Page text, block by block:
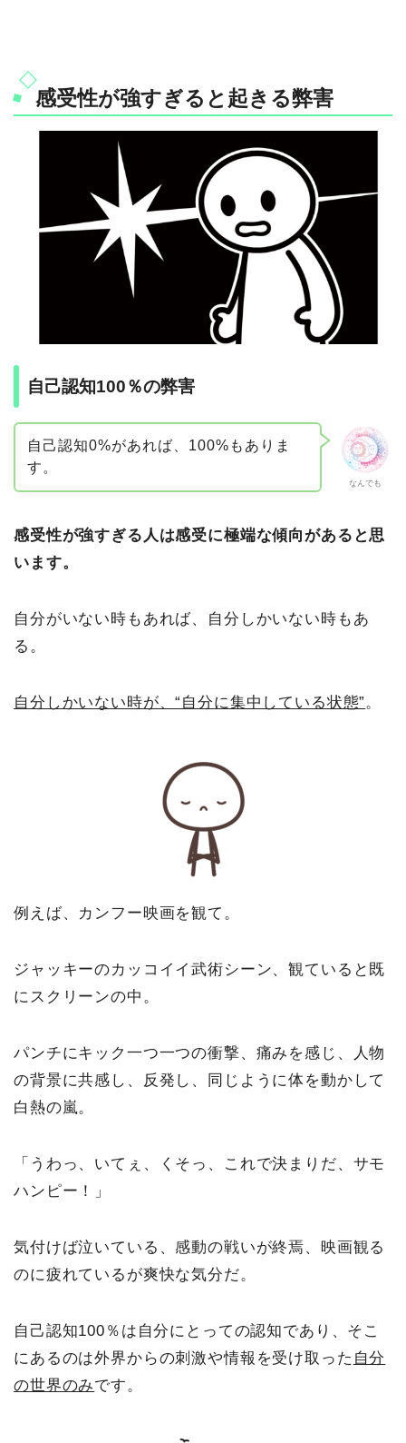
感受性が強すぎると起きる弊害
自己認知100％の弊害
なんでも
自己認知0%があれば、100%もありま
す。
感受性が強すぎる人は感受に極端な傾向があると思
います。
自分がいない時もあれば、自分しかいない時もあ
る。
自分しかいない時が、“自分に集中している状態”。
例えば、カンフー映画を観て。
ジャッキーのカッコイイ武術シーン、観ていると既
にスクリーンの中。
パンチにキック一つ一つの衝撃、痛みを感じ、人物
の背景に共感し、反発し、同じように体を動かして
白熱の嵐。
「うわっ、いてぇ、くそっ、これで決まりだ、サモ
ハンピー！」
気付けば泣いている、感動の戦いが終焉、映画観る
のに疲れているが爽快な気分だ。
自己認知100％は自分にとっての認知であり、そこ
にあるのは外界からの刺激や情報を受け取った 自分
の世界のみです。